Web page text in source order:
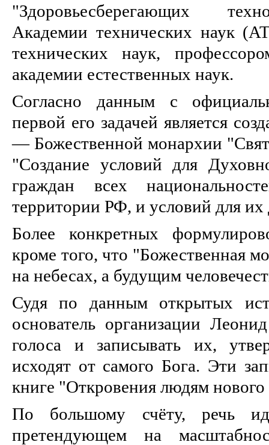
"Здоровьесберегающих
Академии технических наук
технических наук,
академии естественных наук.
Согласно данным с
первой его задачей является
— Божественной монархии
"Создание условий для
граждан всех
территории РФ, и условий для
Более конкретных
кроме того, что "Божественная
на небесах, а будущим
Судя по данным открытых
основатель организации
голоса и записывать их,
исходят от самого Бога. Эти
книге "Откровения людям нового
По большому счёту, речь
претендующем на